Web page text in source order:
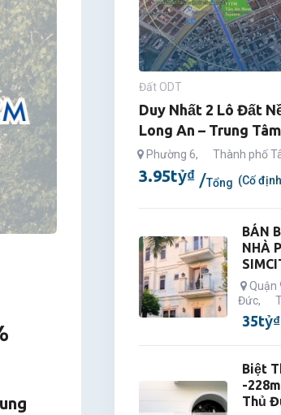
Đất ODT
Duy Nhất 2 Lô Đất
Long An – Trung
Phường 6, Thành phố
3.95tỷ₫ Tổng (Cố
BÁN
NHÀ
Quận
Đức,
35tỷ₫
Biệt
-
Thủ